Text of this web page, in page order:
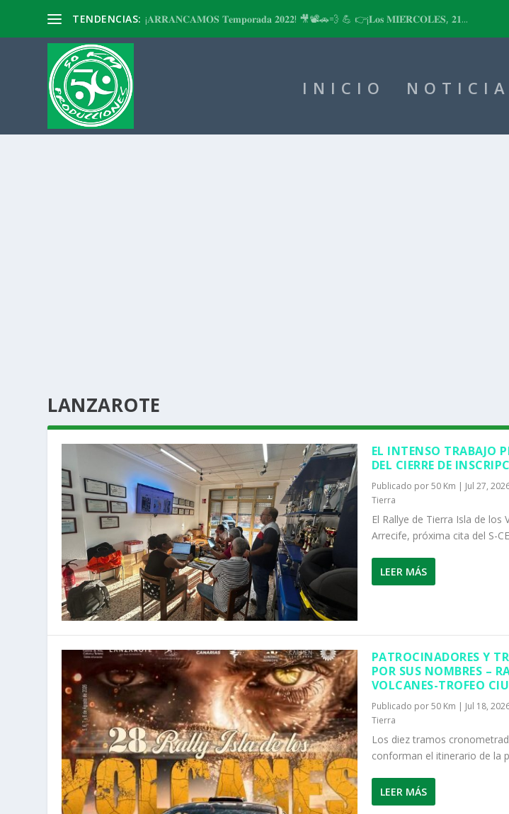
TENDENCIAS: ¡𝐀𝐑𝐑𝐀𝐍𝐂𝐀𝐌𝐎𝐒 𝐓𝐞𝐦𝐩𝐨𝐫𝐚𝐝𝐚 𝟐𝟎𝟐𝟐! 🎥📽🚗💨 💪 👉¡𝐋𝐨𝐬 𝐌𝐈𝐄́𝐑𝐂𝐎𝐋𝐄𝐒, 𝟐𝟏...
INICIO
LANZAROTE
EL INTENSO TRABAJO
DEL CIERRE DE
Publicado por50 Km | Jul 27,
Tierra
El Rallye de Tierra Isla de los
Arrecife, próxima cita del S-
LEER MÁS
PATROCINADORES Y
POR SUS NOMBRES –
VOLCANES-TROFEO
Publicado por50 Km | Jul 18,
Tierra
Los diez tramos
conforman el itinerario de la
LEER MÁS